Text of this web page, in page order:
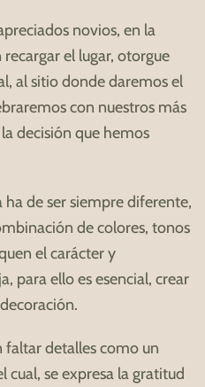
novios, en la
recargar el lugar, otorgue
al sitio donde daremos el
con nuestros más
decisión que hemos
de ser siempre diferente,
de colores, tonos
el carácter y
para ello es esencial, crear
faltar detalles como un
cual, se expresa la gratitud